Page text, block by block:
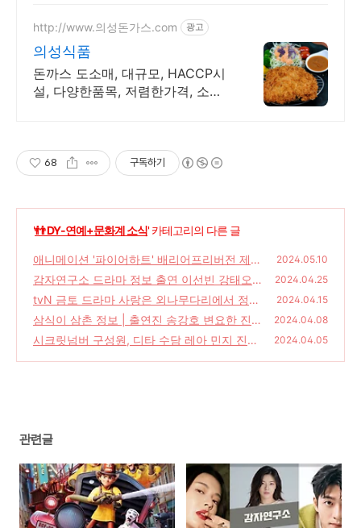
http://www.의성돈가스.com 광고
의성식품
돈까스 도소매, 대규모, HACCP시
설, 다양한품목, 저렴한가격, 소스
68 구독하기
'👬 DY-연예+문화계 소식' 카테고리의 다른 글
애니메이션 '파이어하트' 배리어프리버전 제작
(36)
2024.05.10
감자연구소 드라마 정보 출연 이선빈 강태오
인물관계도 | 드라마 내용, 몇 부작 | 방송 날자
(75)
2024.04.25
tvN 금토 드라마 사랑은 외나무다리에서 정보
| 출연 주지훈 정유미 인물관계도 | 드라마 줄
거리 몇부작 재방송 다시보기 시청률
(101)
2024.04.15
삼식이 삼촌 정보 | 출연진 송강호 변요한 진기
주 | 공개일 몇부작 회차별 공개일 | 삼식이 삼
2024.04.08
시크릿넘버 구성원, 디타 수담 레아 민지 진희
2024.04.05
관련글